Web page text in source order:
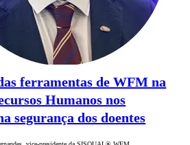
ferramentas de WFM na
Humanos nos
segurança dos doentes